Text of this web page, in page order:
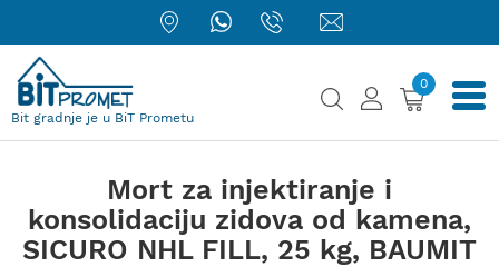
Bit gradnje je u BiT Prometu
0
Mort za injektiranje i
konsolidaciju zidova od kamena,
SICURO NHL FILL, 25 kg, BAUMIT